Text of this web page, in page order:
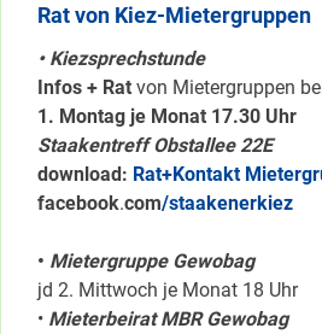
Rat von Kiez-Mietergruppen
• Kiezsprechstunde
Infos + Rat von Mietergruppen
1. Montag je Monat 17.30 Uhr
Staakentreff Obstallee 22E
download: Rat+Kontakt
facebook.com/staakenerkiez
• Mietergruppe Gewobag
jd 2. Mittwoch je Monat 18 Uhr
• Mieterbeirat MBR Gewobag